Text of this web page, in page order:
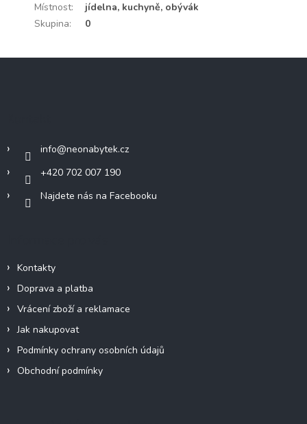
Místnost:
jídelna, kuchyně, obývák
Skupina: 0
info@neonabytek.cz
+420 702 007 190
Najdete nás na Facebooku
Kontakty
Doprava a platba
Vrácení zboží a reklamace
Jak nakupovat
Podmínky ochrany osobních údajů
Obchodní podmínky